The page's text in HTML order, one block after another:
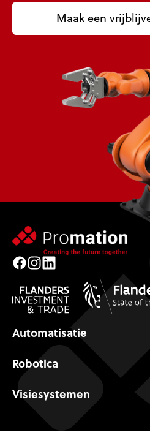
Maak een
Facebook
Instagram
Automatisatie
Robotica
Visiesystemen